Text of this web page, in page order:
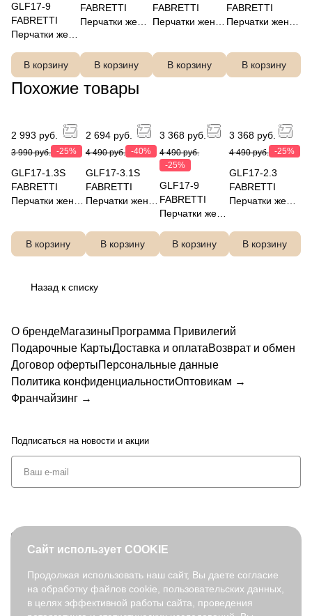
GLF17-9
FABRETTI
Перчатки жен.
В корзину
FABRETTI
Перчатки жен.
В корзину
FABRETTI
Перчатки жен.
В корзину
FABRETTI
Перчатки жен.
В корзину
Похожие товары
2 993 руб.
3 990 руб. -25%
GLF17-1.3S
FABRETTI
Перчатки жен.
В корзину
2 694 руб.
4 490 руб. -40%
GLF17-3.1S
FABRETTI
Перчатки жен.
В корзину
3 368 руб.
4 490 руб.
-25%
GLF17-9
FABRETTI
Перчатки жен.
В корзину
3 368 руб.
4 490 руб. -25%
GLF17-2.3
FABRETTI
Перчатки жен.
В корзину
Назад к списку
О брендеМагазиныПрограмма Привилегий
Подарочные КартыДоставка и оплатаВозврат и обмен
Договор офертыПерсональные данные
Политика конфиденциальностиОптовикам →
Франчайзинг →
Подписаться на новости и акции
© 2026. fabretti.ru. Все права защищены
На информационном ресурсе применяются
рекомендательные
Сайт использует COOKIE
Продолжая использовать наш сайт, Вы даете согласие
на обработку файлов cookie, пользовательских данных,
в целях эффективной работы сайта, проведения